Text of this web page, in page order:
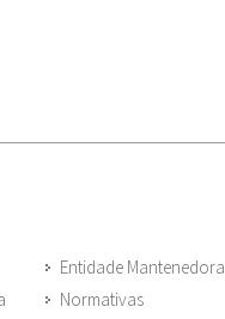
Entidade Mantenedora
Normativas